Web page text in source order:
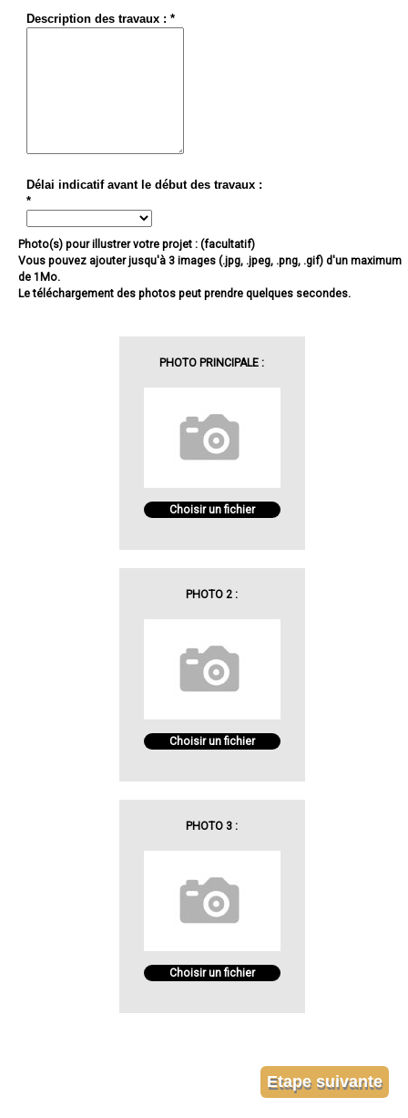
Description des travaux : *
Délai indicatif avant le début des travaux :
*
Photo(s) pour illustrer votre projet : (facultatif)
Vous pouvez ajouter jusqu'à 3 images (.jpg, .jpeg, .png, .gif) d'un maximum
de 1Mo.
Le téléchargement des photos peut prendre quelques secondes.
PHOTO PRINCIPALE :
Choisir un fichier
PHOTO 2 :
Choisir un fichier
PHOTO 3 :
Choisir un fichier